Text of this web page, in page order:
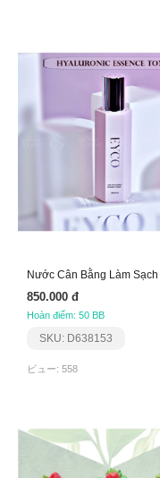
850.000 đ
Hoàn điểm: 50 BB
SKU: D638153
ビュー: 558